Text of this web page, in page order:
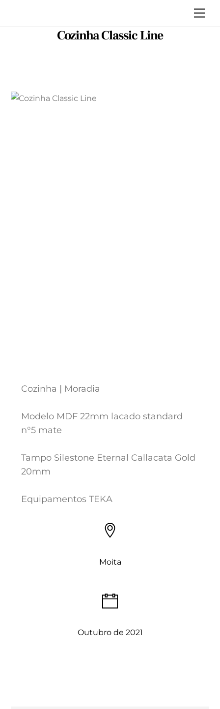
Cozinha Classic Line
Cozinha | Moradia
Modelo MDF 22mm lacado standard
n°5 mate
Tampo Silestone Eternal Callacata Gold
20mm
Equipamentos TEKA
Moita
Outubro de 2021